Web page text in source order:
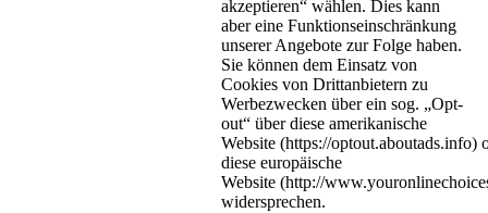
akzeptieren“ wählen. Dies kann
aber eine Funktionseinschränkung
unserer Angebote zur Folge haben.
Sie können dem Einsatz von
Cookies von Drittanbietern zu
Werbezwecken über ein sog. „Opt-
out“ über diese amerikanische
Website (https://optout.aboutads.info)
diese europäische
Website (http://
widersprechen.